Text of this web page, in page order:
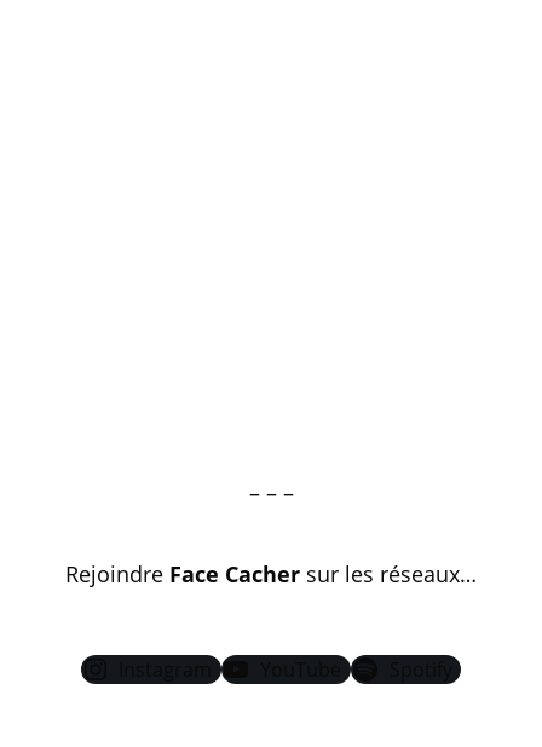
– – –
Rejoindre Face Cacher sur les réseaux…